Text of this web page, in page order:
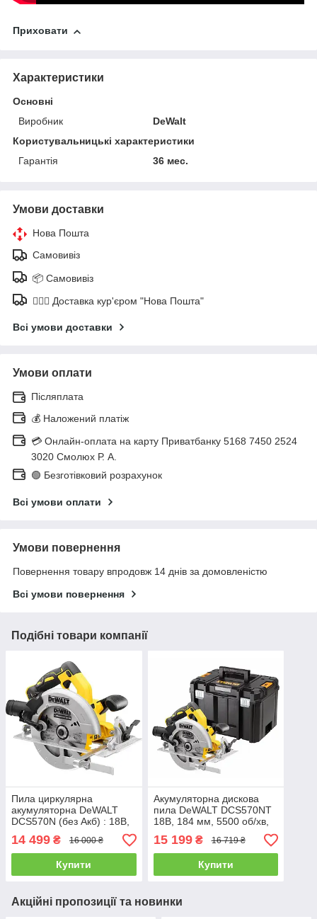
Приховати
Характеристики
Основні
Виробник
DeWalt
Користувальницькі характеристики
Гарантія
36 мес.
Умови доставки
Нова Пошта
Самовивіз
📦 Самовивіз
🚶🏼‍♂️ Доставка кур'єром "Нова Пошта"
Всі умови доставки
Умови оплати
Післяплата
💰 Наложений платіж
💳 Онлайн-оплата на карту Приватбанку 5168 7450 2524
3020 Смолюх Р. А.
🟢 Безготівковий розрахунок
Всі умови оплати
Умови повернення
Повернення товару впродовж 14 днів за домовленістю
Всі умови повернення
Подібні товари компанії
Пила циркулярна
акумуляторна DeWALT
DCS570N (без Акб) : 18В,
5500 об/хв., диск 184 мм,
3,6 кг
14 499 ₴ 16 000 ₴
Купити
Акумуляторна дискова
пила DeWALT DCS570NT
18В, 184 мм, 5500 об/хв,
TSTAK, без АКБ
15 199₴ 16 719 ₴
Купити
Акційні пропозиції та новинки